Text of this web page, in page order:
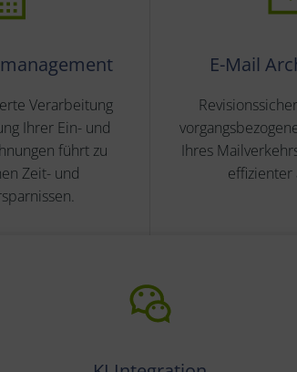
Verarbeitung
Ihrer Ein- und
führt zu
Zeit- und
E-Mail
Ihres
effizienter